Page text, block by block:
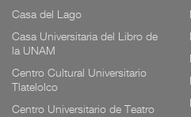
Casa del Lago
Casa Universitaria del Libro de
la UNAM
Centro Cultural Universitario
Tlatelolco
Centro Universitario de Teatro